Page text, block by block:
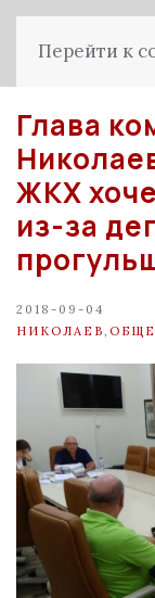
Перейти к
Глава
ЖКХ
из-за
2018-09-04
НИКОЛАЕВ